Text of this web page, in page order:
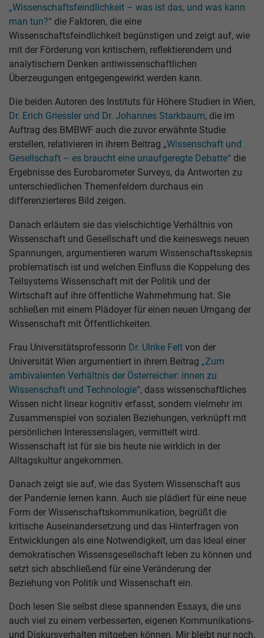
„Wissenschaftsfeindlichkeit – was ist das, und was kann
man tun?“ die Faktoren, die eine
Wissenschaftsfeindlichkeit begünstigen und zeigt auf, wie
mit der Förderung von kritischem, reflektierendem und
analytischem Denken antiwissenschaftlichen
Überzeugungen entgegengewirkt werden kann.
Die beiden Autoren des Instituts für Höhere Studien in Wien,
Dr. Erich Griessler und Dr. Johannes Starkbaum, die im
Auftrag des BMBWF auch die zuvor erwähnte Studie
erstellen, relativieren in ihrem Beitrag „Wissenschaft und
Gesellschaft – es braucht eine unaufgeregte Debatte“ die
Ergebnisse des Eurobarometer Surveys, da Antworten zu
unterschiedlichen Themenfeldern durchaus ein
differenzierteres Bild zeigen.
Danach erläutern sie das vielschichtige Verhältnis von
Wissenschaft und Gesellschaft und die keineswegs neuen
Spannungen, argumentieren warum Wissenschaftsskepsis
problematisch ist und welchen Einfluss die Koppelung des
Teilsystems Wissenschaft mit der Politik und der
Wirtschaft auf ihre öffentliche Wahrnehmung hat. Sie
schließen mit einem Plädoyer für einen neuen Umgang der
Wissenschaft mit Öffentlichkeiten.
Frau Universitätsprofessorin Dr. Ulrike Felt von der
Universität Wien argumentiert in ihrem Beitrag „Zum
ambivalenten Verhältnis der Österreicher: innen zu
Wissenschaft und Technologie“, dass wissenschaftliches
Wissen nicht linear kognitiv erfasst, sondern vielmehr im
Zusammenspiel von sozialen Beziehungen, verknüpft mit
persönlichen Interessenslagen, vermittelt wird.
Wissenschaft ist für sie bis heute nie wirklich in der
Alltagskultur angekommen.
Danach zeigt sie auf, wie das System Wissenschaft aus
der Pandemie lernen kann. Auch sie plädiert für eine neue
Form der Wissenschaftskommunikation, begrüßt die
kritische Auseinandersetzung und das Hinterfragen von
Entwicklungen als eine Notwendigkeit, um das Ideal einer
demokratischen Wissensgesellschaft leben zu können und
setzt sich abschließend für eine Veränderung der
Beziehung von Politik und Wissenschaft ein.
Doch lesen Sie selbst diese spannenden Essays, die uns
auch viel zu einem verbesserten, eigenen Kommunikations-
und Diskursverhalten mitgeben können. Mir bleibt nur noch,